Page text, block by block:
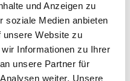
und Anzeigen zu
soziale Medien anbieten
unsere Website zu
Informationen zu Ihrer
unsere Partner für
weiter. Unsere